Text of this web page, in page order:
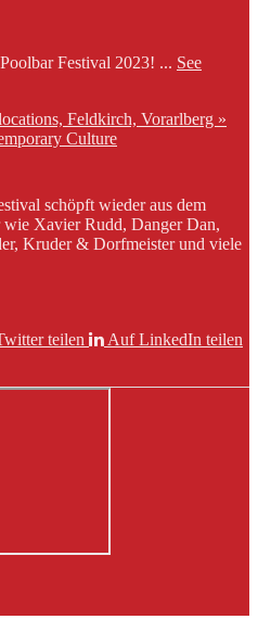
Festival 2023! ... See
Feldkirch, Vorarlberg »
Culture
schöpft wieder aus dem
Xavier Rudd, Danger Dan,
Kruder & Dorfmeister und viele
teilen
Auf LinkedIn teilen